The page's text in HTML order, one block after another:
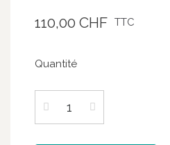
110,00 CHF TTC
Quantité